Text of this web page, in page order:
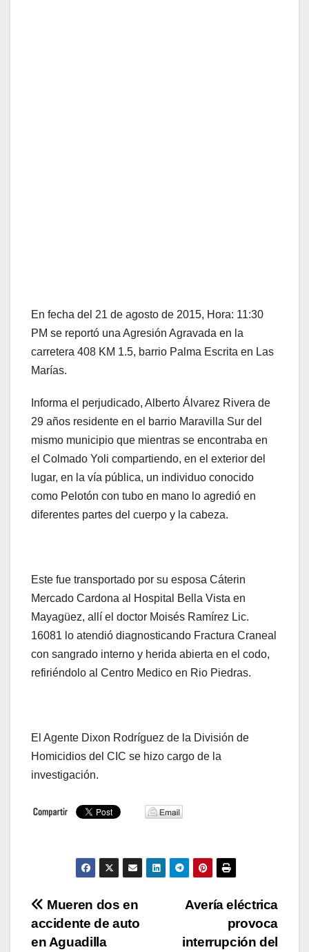
En fecha del 21 de agosto de 2015, Hora: 11:30
PM se reportó una Agresión Agravada en la
carretera 408 KM 1.5, barrio Palma Escrita en Las
Marías.
Informa el perjudicado, Alberto Álvarez Rivera de
29 años residente en el barrio Maravilla Sur del
mismo municipio que mientras se encontraba en
el Colmado Yoli compartiendo, en el exterior del
lugar, en la vía pública, un individuo conocido
como Pelotón con tubo en mano lo agredió en
diferentes partes del cuerpo y la cabeza.
Este fue transportado por su esposa Cáterin
Mercado Cardona al Hospital Bella Vista en
Mayagüez, allí el doctor Moisés Ramírez Lic.
16081 lo atendió diagnosticando Fractura Craneal
con sangrado interno y herida abierta en el codo,
refiriéndolo al Centro Medico en Rio Piedras.
El Agente Dixon Rodríguez de la División de
Homicidios del CIC se hizo cargo de la
investigación.
Navegación
de
Avería eléctrica
provoca
interrupción del
Mueren dos en
accidente de auto
en Aguadilla